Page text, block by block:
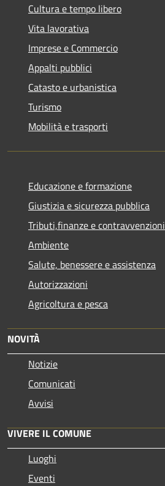
Cultura e tempo libero
Vita lavorativa
Imprese e Commercio
Appalti pubblici
Catasto e urbanistica
Turismo
Mobilità e trasporti
Educazione e formazione
Giustizia e sicurezza pubblica
Tributi,finanze e contravvenzioni
Ambiente
Salute, benessere e assistenza
Autorizzazioni
Agricoltura e pesca
NOVITÀ
Notizie
Comunicati
Avvisi
VIVERE IL COMUNE
Luoghi
Eventi